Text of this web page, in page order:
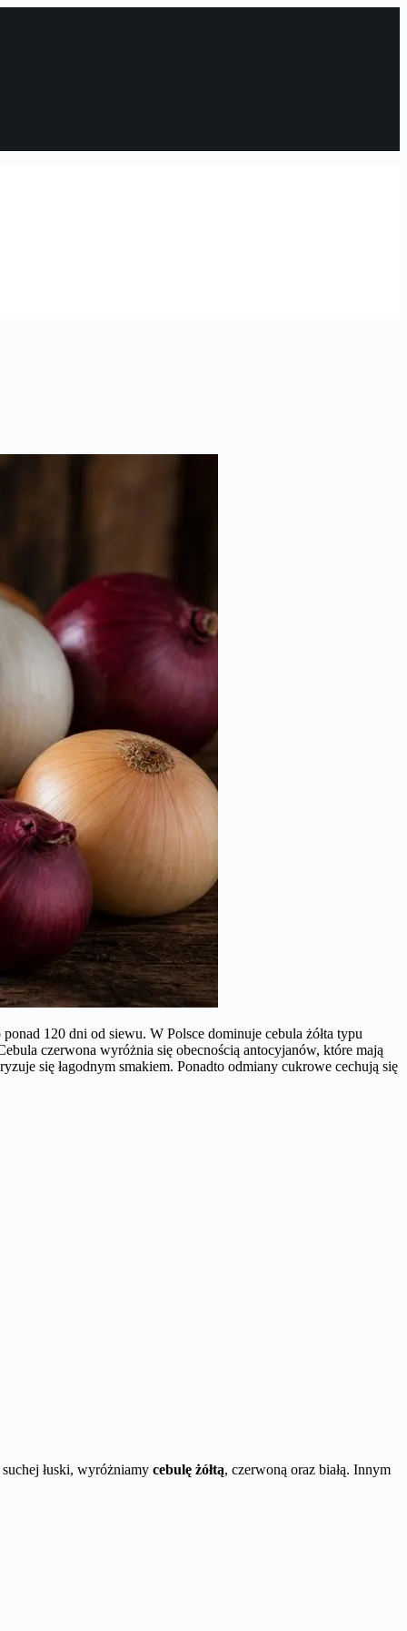
120 dni od siewu. W Polsce dominuje cebula żółta typu
czerwona wyróżnia się obecnością antocyjanów, które mają
się łagodnym smakiem. Ponadto odmiany cukrowe cechują się
łuski, wyróżniamy cebulę żółtą, czerwoną oraz białą. Innym